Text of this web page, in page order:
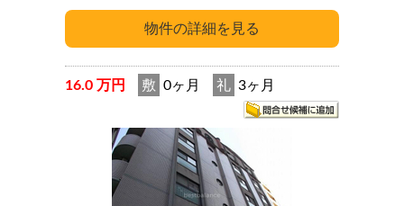
16.0 万円 敷 0ヶ月 礼 3ヶ月